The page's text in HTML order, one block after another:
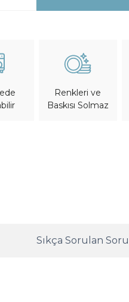
Renkleri ve
Baskısı Solmaz
Sıkça Sorulan